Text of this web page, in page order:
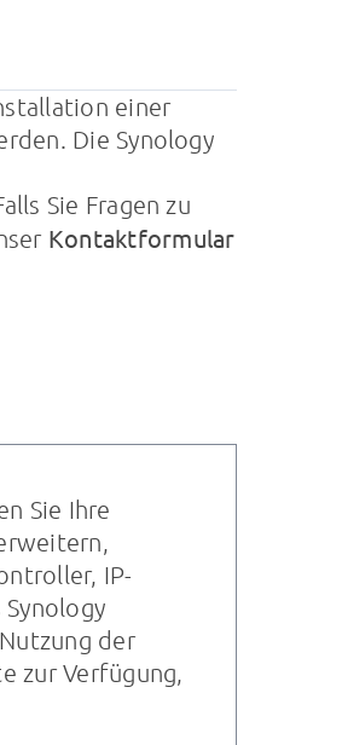
einer
Die Synology
Sie Fragen zu
Kontaktformular
Sie Ihre
IP-
der
zur Verfügung,